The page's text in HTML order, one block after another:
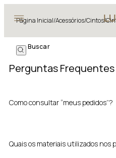
Página Inicial/Acessórios/Cintos/
Perguntas Frequentes
Como consultar “meus pedidos”?
Quais os materiais utilizados nos